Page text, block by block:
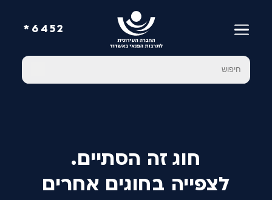
6452*
חוג זה הסתיים.
לצפייה בחוגים אחרים